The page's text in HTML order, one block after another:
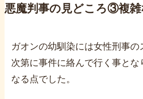
悪魔判事の見どころ③複雑
ガオンの幼馴染には女性刑事の
次第に事件に絡んで行く事とな
なる点でした。